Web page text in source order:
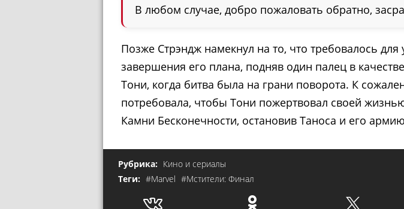
В любом случае, добро пожаловать обратно,
Позже Стрэндж намекнул на то, что требовалось для
завершения его плана, подняв один палец в
Тони, когда битва была на грани поворота. К
потребовала, чтобы Тони пожертвовал своей
Камни Бесконечности, остановив Таноса и его
Рубрика: Кино и сериалы
Теги: #Marvel #Мстители: Финал